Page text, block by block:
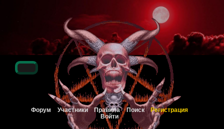
Форум Участники Правила Поиск Регистрация
Войти